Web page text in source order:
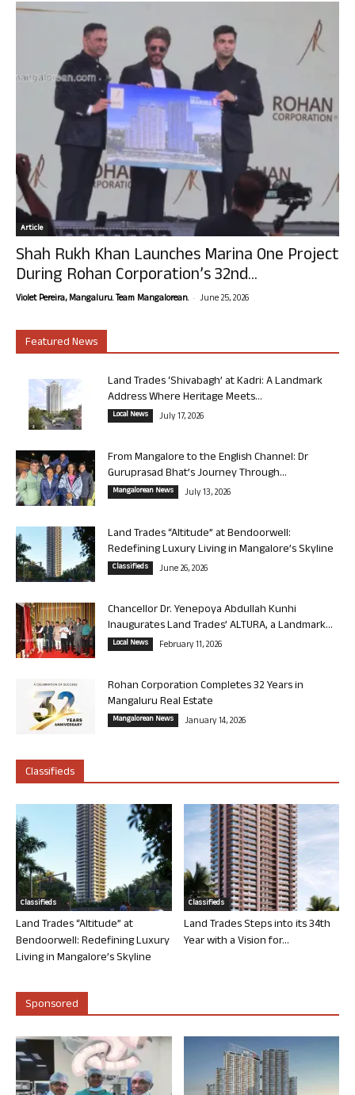
Article
Shah Rukh Khan Launches Marina One Project
During Rohan Corporation’s 32nd...
Violet Pereira, Mangaluru. Team Mangalorean. - June 25, 2026
Featured News
Land Trades ‘Shivabagh’ at Kadri: A Landmark
Address Where Heritage Meets...
Local News July 17, 2026
From Mangalore to the English Channel: Dr
Guruprasad Bhat’s Journey Through...
Mangalorean News July 13, 2026
Land Trades “Altitude” at Bendoorwell:
Redefining Luxury Living in Mangalore’s Skyline
Classifieds June 26, 2026
Chancellor Dr. Yenepoya Abdullah Kunhi
Inaugurates Land Trades’ ALTURA, a Landmark...
Local News February 11, 2026
Rohan Corporation Completes 32 Years in
Mangaluru Real Estate
Mangalorean News January 14, 2026
Classifieds
Classifieds
Land Trades “Altitude” at
Bendoorwell: Redefining Luxury
Living in Mangalore’s Skyline
Classifieds
Land Trades Steps into its 34th
Year with a Vision for...
Sponsored